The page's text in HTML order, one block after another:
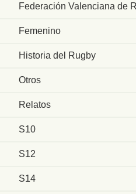
Federación Valenciana de
Femenino
Historia del Rugby
Otros
Relatos
S10
S12
S14